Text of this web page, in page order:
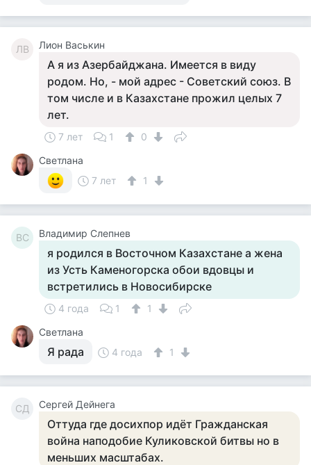
ЛВ Лион Васькин
А я из Азербайджана. Имеется в виду
родом. Но, - мой адрес - Советский союз. В
том числе и в Казахстане прожил целых 7
лет.
7 лет 1
0
Светлана
7 лет
1
ВС Владимир Слепнев
я родился в Восточном Казахстане а жена
из Усть Каменогорска обои вдовцы и
встретились в Новосибирске
4 года 1
1
Светлана
Я рада 4 года 1
СД Сергей Дейнега
Оттуда где досихпор идёт Гражданская
война наподобие Куликовской битвы но в
меньших масштабах.